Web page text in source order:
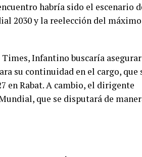
habría sido el escenario
2030 y la reelección del máximo
Infantino buscaría
su continuidad en el cargo, que
en Rabat. A cambio, el dirigente
que se disputará de